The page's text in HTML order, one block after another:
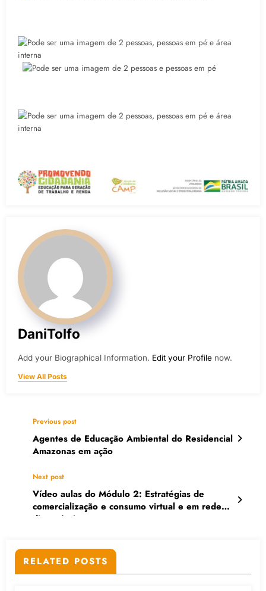
DaniTolfo
Add your Biographical Information. Edit your Profile now.
View All Posts
Previous post
Agentes de Educação Ambiental do Residencial
Amazonas em ação
Next post
Vídeo aulas do Módulo 2: Estratégias de
comercialização e consumo virtual e em rede
disponíveis
RELATED POSTS